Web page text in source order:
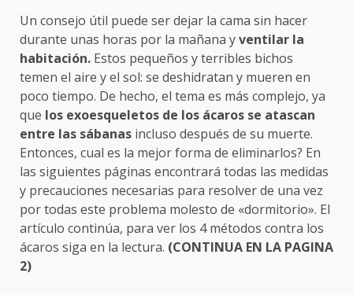
Un consejo útil puede ser dejar la cama sin hacer
durante unas horas por la mañana yventilar la
habitación. Estos pequeños y terribles bichos
temen el aire y el sol: se deshidratan y mueren en
poco tiempo. De hecho, el tema es más complejo, ya
que los exoesqueletos de los ácaros se atascan
entre las sábanas incluso después de su muerte.
Entonces, cual es la mejor forma de eliminarlos? En
las siguientes páginas encontrará todas las medidas
y precauciones necesarias para resolver de una vez
por todas este problema molesto de «dormitorio». El
artículo continúa, para ver los 4 métodos contra los
ácaros siga en la lectura. (CONTINUA EN LA PAGINA
2)